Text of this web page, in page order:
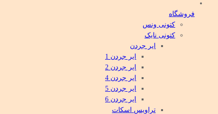
فروشگاه
کتونی ونس
کتونی نایک
ایر جردن
ایر جردن 1
ایر جردن 2
ایر جردن 4
ایر جردن 5
ایر جردن 6
تراویس اسکات